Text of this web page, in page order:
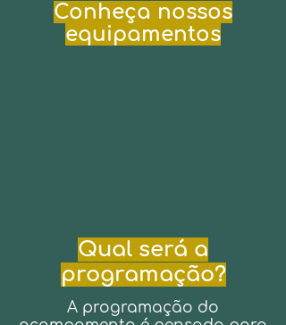
Conheça nossos
equipamentos
Qual será a
programação?
A programação do